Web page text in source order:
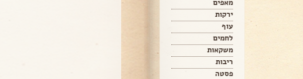
מאפים
ירקות
עוף
לחמים
משקאות
ריבות
פסטה